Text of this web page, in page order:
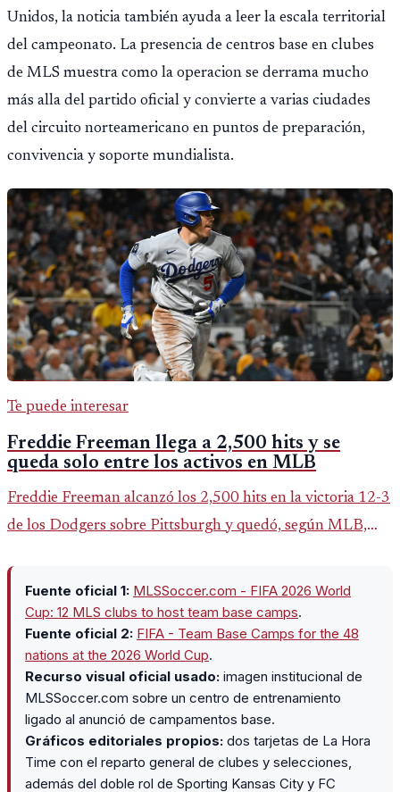
Unidos, la noticia también ayuda a leer la escala territorial
del campeonato. La presencia de centros base en clubes
de MLS muestra como la operacion se derrama mucho
más alla del partido oficial y convierte a varias ciudades
del circuito norteamericano en puntos de preparación,
convivencia y soporte mundialista.
Te puede interesar
Freddie Freeman llega a 2,500 hits y se
queda solo entre los activos en MLB
Freddie Freeman alcanzó los 2,500 hits en la victoria 12-3
de los Dodgers sobre Pittsburgh y quedó, según MLB,
Fuente oficial 1: MLSSoccer.com - FIFA 2026 World
Cup: 12 MLS clubs to host team base camps.
Fuente oficial 2: FIFA - Team Base Camps for the 48
nations at the 2026 World Cup.
Recurso visual oficial usado: imagen institucional de
MLSSoccer.com sobre un centro de entrenamiento
ligado al anunció de campamentos base.
Gráficos editoriales propios: dos tarjetas de La Hora
Time con el reparto general de clubes y selecciones,
además del doble rol de Sporting Kansas City y FC